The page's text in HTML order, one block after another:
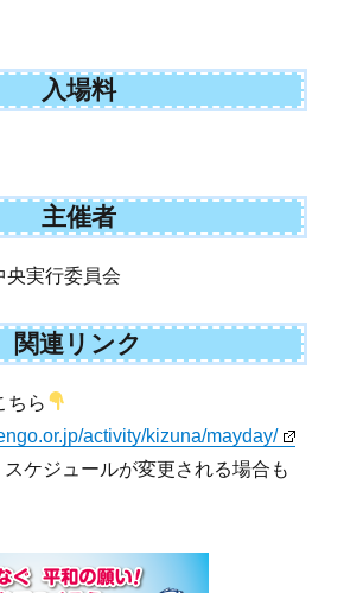
入場料
主催者
央実行委員会
関連リンク
ちら
activity/kizuna/mayday/
ケジュールが変更される場合も